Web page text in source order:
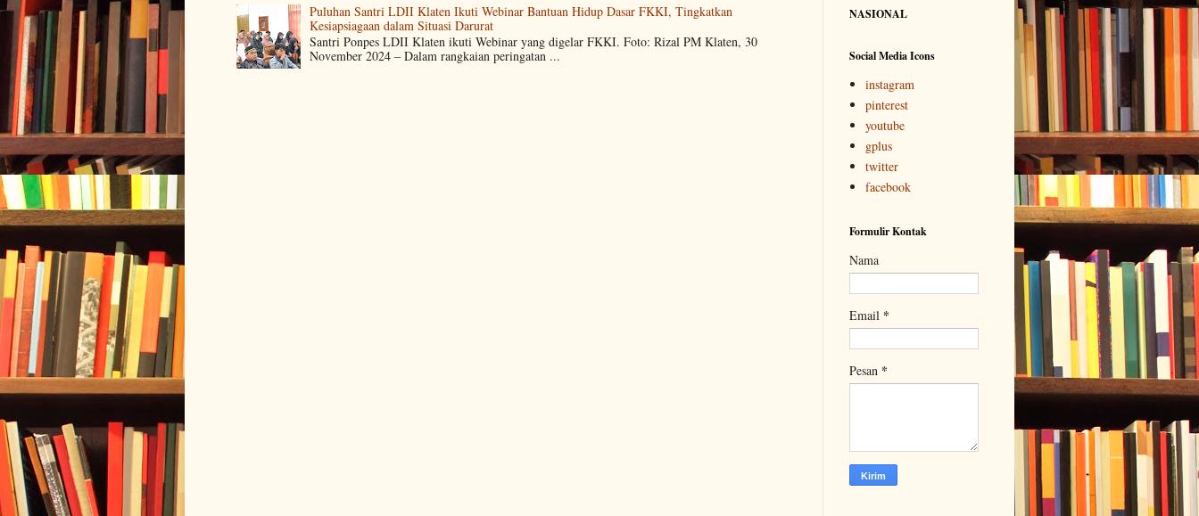
Puluhan Santri LDII Klaten Ikuti Webinar Bantuan Hidup Dasar FKKI, Tingkatkan
Kesiapsiagaan dalam Situasi Darurat
Santri Ponpes LDII Klaten ikuti Webinar yang digelar FKKI. Foto: Rizal PM Klaten, 30
November 2024 – Dalam rangkaian peringatan ...
NASIONAL
Social Media Icons
instagram
pinterest
youtube
gplus
twitter
facebook
Formulir Kontak
Nama
Email *
Pesan *